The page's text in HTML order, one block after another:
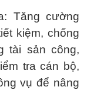
Tăng cường
kiệm, chống
tài sản công,
tra cán bộ,
vụ để nâng